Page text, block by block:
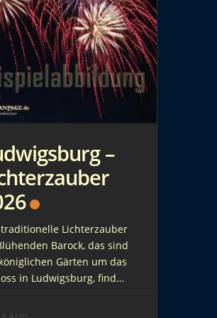
–
Lichterzauber
Barock, das sind
Gärten um das
in Ludwigsburg, findet
späten Nachmittag